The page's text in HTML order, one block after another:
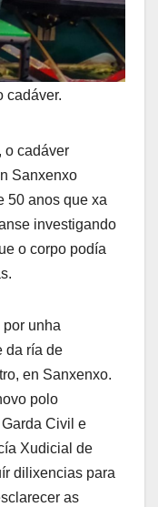
cadáver.
o cadáver
Sanxenxo
50 anos que xa
investigando
o corpo podía
unha
da ría de
en Sanxenxo.
polo
Civil e
Xudicial de
dilixencias para
as